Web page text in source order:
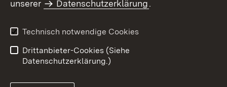
Barrierefreiheit
unserer
Datenschutzerklärung.
Technisch notwendige Cookies
Drittanbieter-Cookies (Siehe
Datenschutzerklärung.)